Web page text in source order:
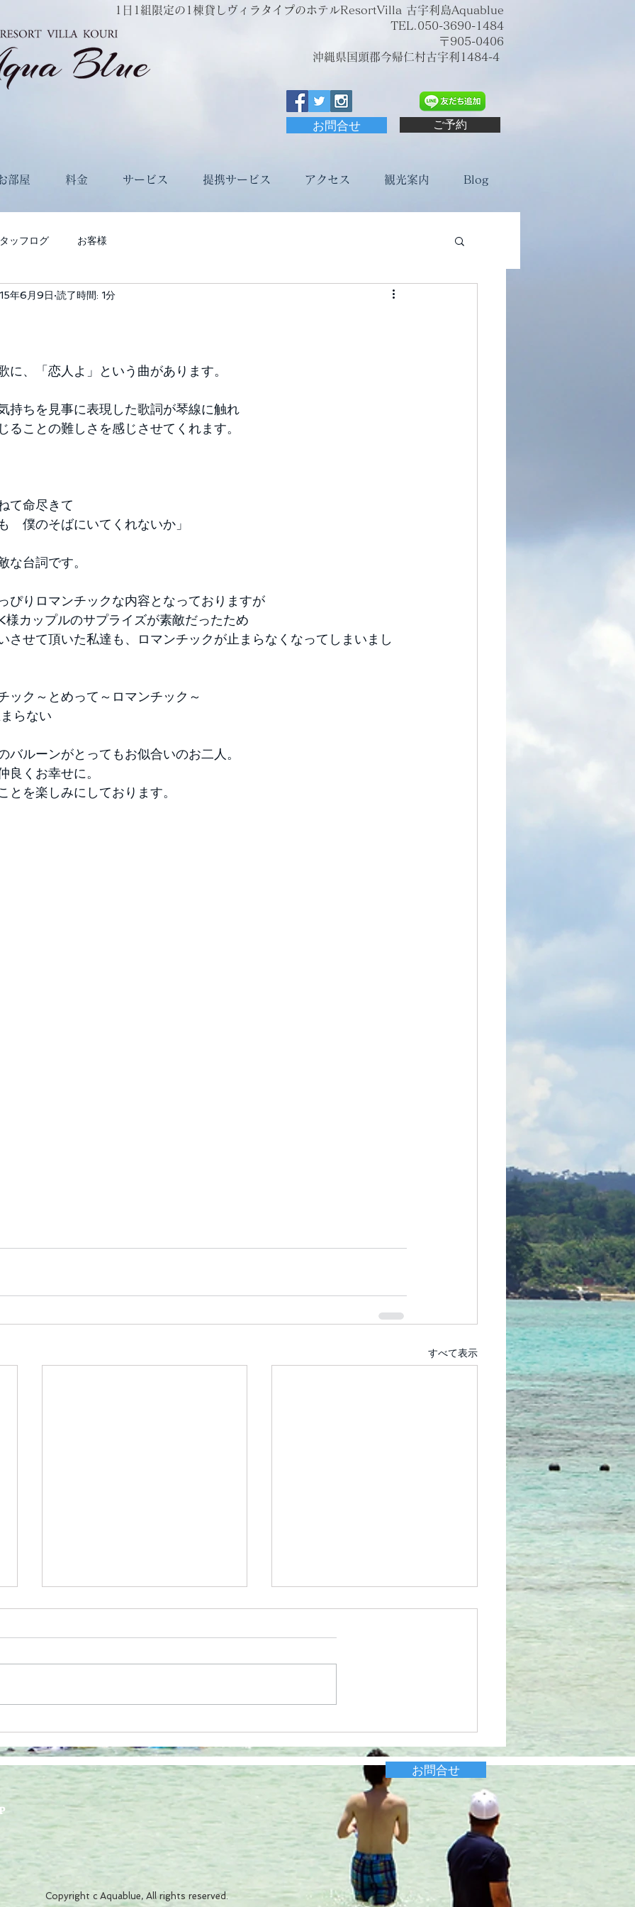
1日1組限定の1棟貸しヴィラタイプのホテルResortVilla 古宇利島Aquablue
TEL.050-3690-1484
〒905-0406
沖縄県国頭郡今帰仁村古宇利1484-4
お問合せ ご予約
部屋 料金 サービス 提携サービス アクセス 観光案内 Blog
ッフログ お客様
年6月9日 読了時間: 1分
に、「恋人よ」という曲があります。
持ちを見事に表現した歌詞が琴線に触れ
ることの難しさを感じさせてくれます。
て命尽きて
　僕のそばにいてくれないか」
な台詞です。
ぴりロマンチックな内容となっておりますが
様カップルのサプライズが素敵だったため
させて頂いた私達も、ロマンチックが止まらなくなってしまいまし
ック～とめって～ロマンチック～
らない
バルーンがとってもお似合いのお二人。
良くお幸せに。
とを楽しみにしております。
すべて表示
全国旅行支援についてご案内
お問合せ
Copyright c Aquablue, All rights reserved.